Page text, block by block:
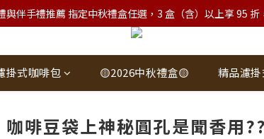
與伴手禮推薦 指定中秋禮盒任選，3 盒（含）以上享 95
掛式咖啡包 🟡2026中秋禮盒🟡 精品濾
咖啡豆袋上神秘圓孔是聞香用??